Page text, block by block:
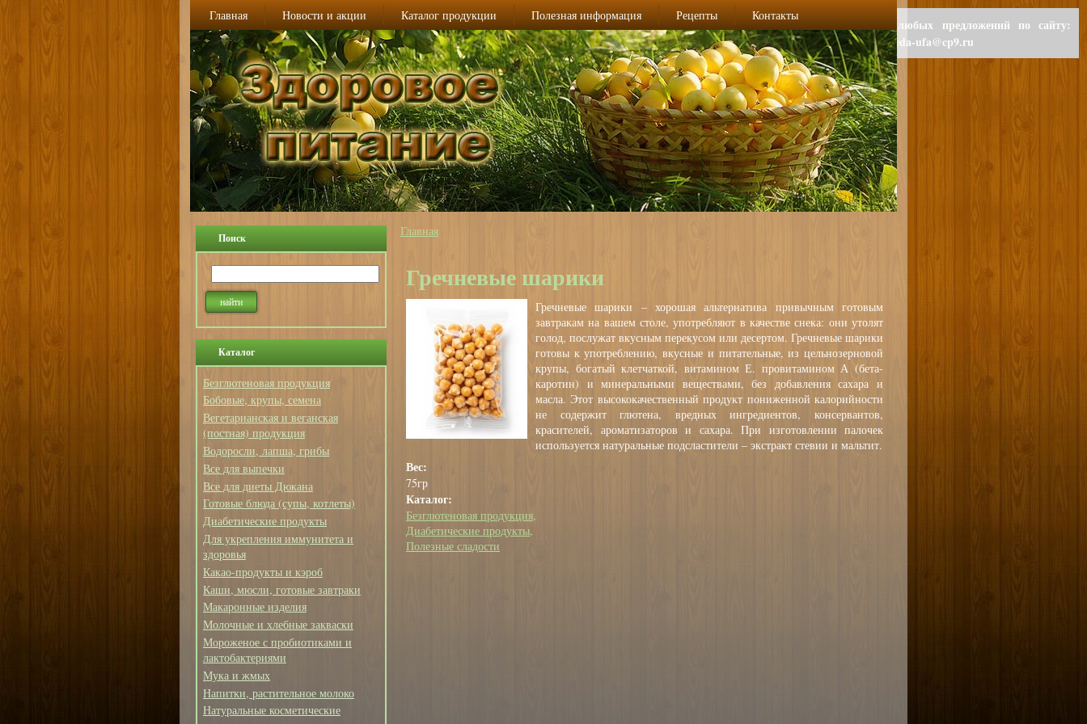
Главная Новости и акции Каталог продукции Полезная информация Рецепты Контакты
Поиск
Каталог
Безглютеновая продукция
Бобовые, крупы, семена
Вегетарианская и веганская
(постная) продукция
Водоросли, лапша, грибы
Все для выпечки
Все для диеты Дюкана
Готовые блюда (супы, котлеты)
Диабетические продукты
Для укрепления иммунитета и
здоровья
Какао-продукты и кэроб
Каши, мюсли, готовые завтраки
Макаронные изделия
Молочные и хлебные закваски
Мороженое с пробиотиками и
лактобактериями
Мука и жмых
Напитки, растительное молоко
Натуральные косметические
Вы здесь
Главная
Гречневые шарики
Гречневые шарики – хорошая альтернатива привычным готовым
завтракам на вашем столе, употребляют в качестве снека: они утолят
голод, послужат вкусным перекусом или десертом. Гречневые шарики
готовы к употреблению, вкусные и питательные, из цельнозерновой
крупы, богатый клетчаткой, витамином Е. провитамином А (бета-
каротин) и минеральными веществами, без добавления сахара и
масла. Этот высококачественный продукт пониженной калорийности
не содержит глютена, вредных ингредиентов, консервантов,
красителей, ароматизаторов и сахара. При изготовлении палочек
используется натуральные подсластители – экстракт стевии и мальтит.
Вес:
75гр
Каталог:
Безглютеновая продукция
Диабетические продукты
Полезные сладости
Для любых предложений по сайту:
polzaeda-ufa@cp9.ru